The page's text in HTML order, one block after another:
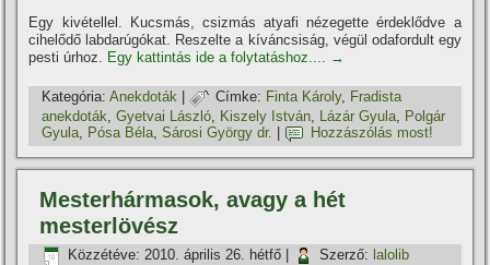
Egy kivétellel. Kucsmás, csizmás atyafi nézegette érdeklődve a
cihelődő labdarúgókat. Reszelte a kí­váncsiság, végül odafordult egy
pesti úrhoz. Egy kattintás ide a folytatáshoz.... →
Kategória: Anekdoták | Címke: Finta Károly, Fradista
anekdoták,Gyetvai László, Kiszely István, Lázár Gyula, Polgár
Gyula, Pósa Béla,Sárosi György dr. Hozzászólás most!
Mesterhármasok, avagy a hét
mesterlövész
Közzétéve: 2010. április 26. hétfő Szerző: lalolib